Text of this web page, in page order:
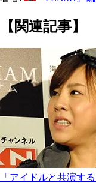
【関連記事】
「アイドルと共演す